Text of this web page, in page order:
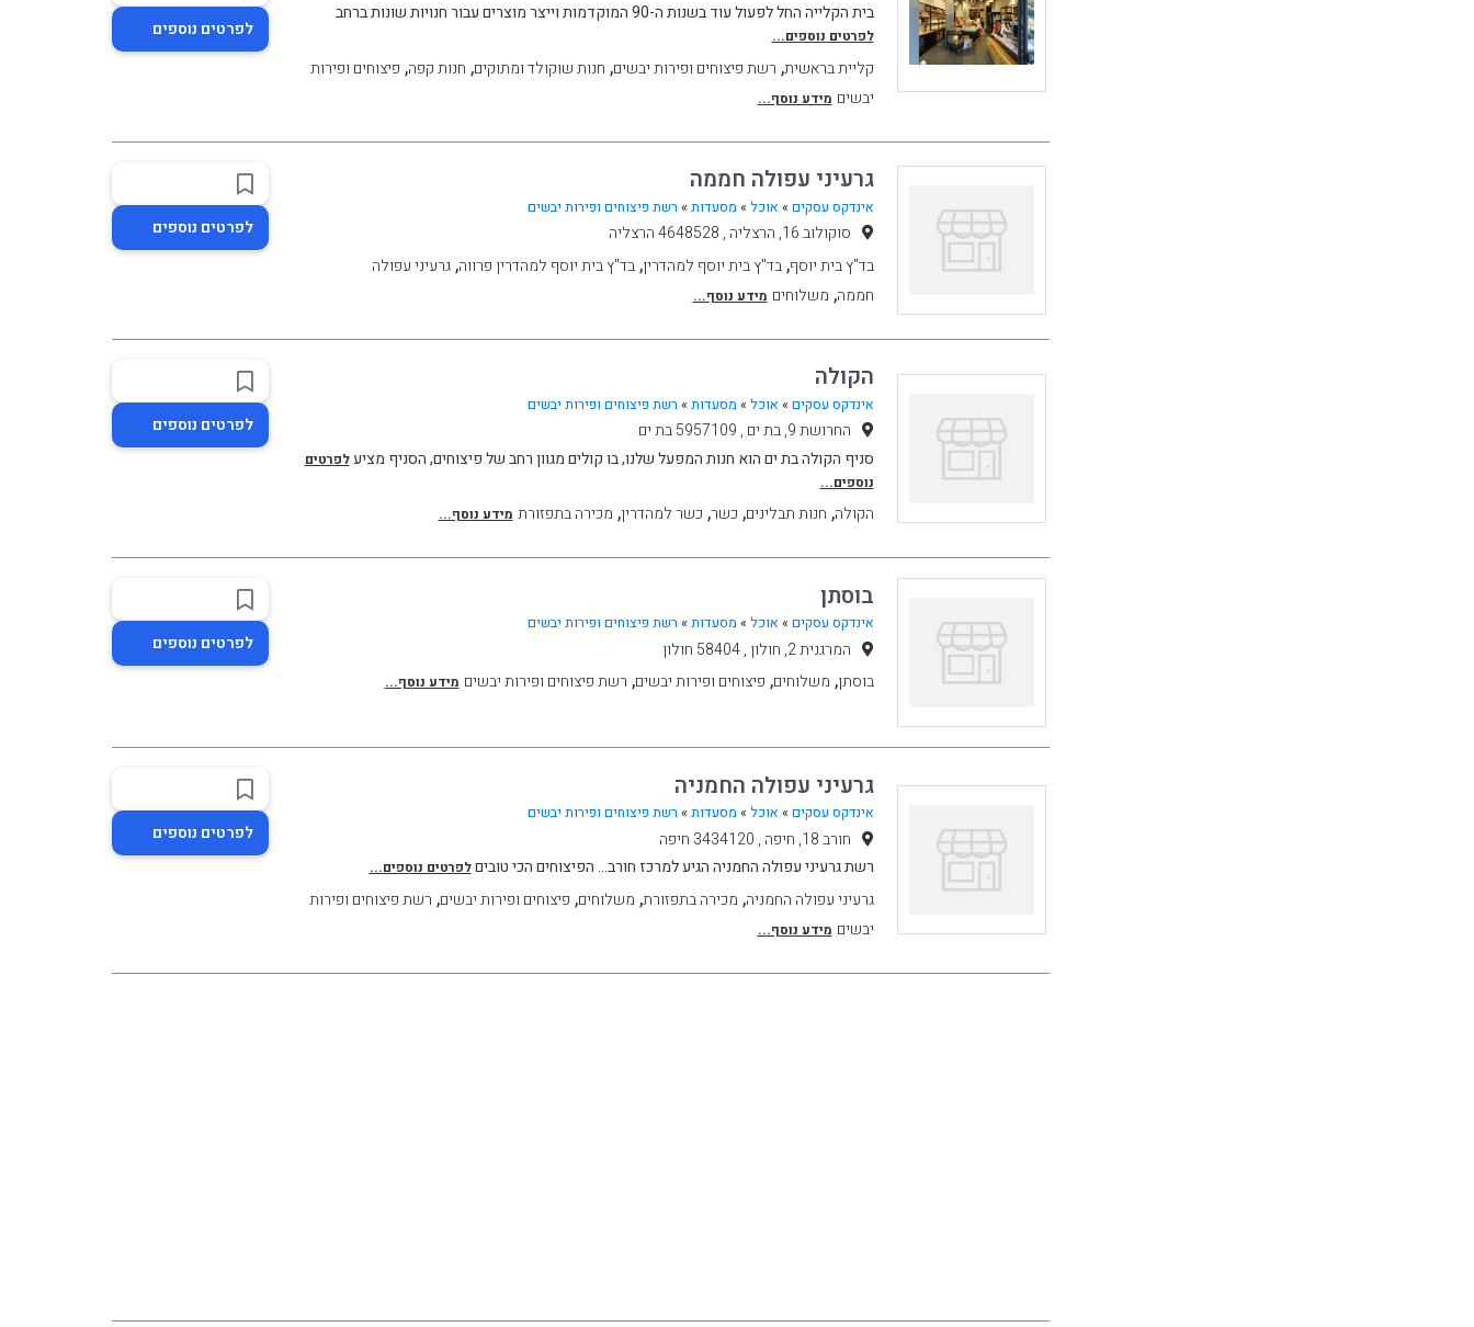
בית הקלייה החל לפעול עוד בשנות ה-90 המוקדמות וייצר מוצרים עבור חנויות שונות ברחב
לפרטים נוספים...
קליית בראשית, רשת פיצוחים ופירות יבשים, חנות שוקולד ומתוקים, חנות קפה, פיצוחים ופירות
יבשים מידע נוסף...
לפרטים נוספים
גרעיני עפולה חממה
אינדקס עסקים » אוכל » מסעדות » רשת פיצוחים ופירות יבשים
סוקולוב 16, הרצליה , 4648528 הרצליה
בד"ץ בית יוסף,בד"ץ בית יוסף למהדרין,בד"ץ בית יוסף למהדרין פרווה,גרעיני עפולה
חממה, משלוחים מידע נוסף...
לפרטים נוספים
הקולה
אינדקס עסקים » אוכל » מסעדות » רשת פיצוחים ופירות יבשים
החרושת 9, בת ים , 5957109 בת ים
סניף הקולה בת ים הוא חנות המפעל שלנו, בו קולים מגוון רחב של פיצוחים, הסניף מציעלפרטים
נוספים...
הקולה, חנות תבלינים, כשר, כשר למהדרין, מכירה בתפזורת מידע נוסף...
לפרטים נוספים
בוסתן
אינדקס עסקים » אוכל » מסעדות » רשת פיצוחים ופירות יבשים
המרגנית 2, חולון , 58404 חולון
בוסתן, משלוחים, פיצוחים ופירות יבשים, רשת פיצוחים ופירות יבשים מידע נוסף...
לפרטים נוספים
גרעיני עפולה החמניה
אינדקס עסקים » אוכל » מסעדות » רשת פיצוחים ופירות יבשים
חורב 18, חיפה , 3434120 חיפה
רשת גרעיני עפולה החמניה הגיע למרכז חורב... הפיצוחים הכי טוביםלפרטים נוספים...
גרעיני עפולה החמניה, מכירה בתפזורת, משלוחים, פיצוחים ופירות יבשים, רשת פיצוחים ופירות
יבשים מידע נוסף...
לפרטים נוספים